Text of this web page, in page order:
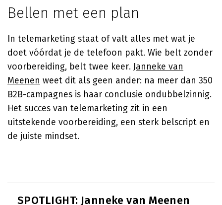
Bellen met een plan
In telemarketing staat of valt alles met wat je
doet vóórdat je de telefoon pakt. Wie belt zonder
voorbereiding, belt twee keer. Janneke van
Meenen weet dit als geen ander: na meer dan 350
B2B-campagnes is haar conclusie ondubbelzinnig.
Het succes van telemarketing zit in een
uitstekende voorbereiding, een sterk belscript en
de juiste mindset.
SPOTLIGHT: Janneke van Meenen